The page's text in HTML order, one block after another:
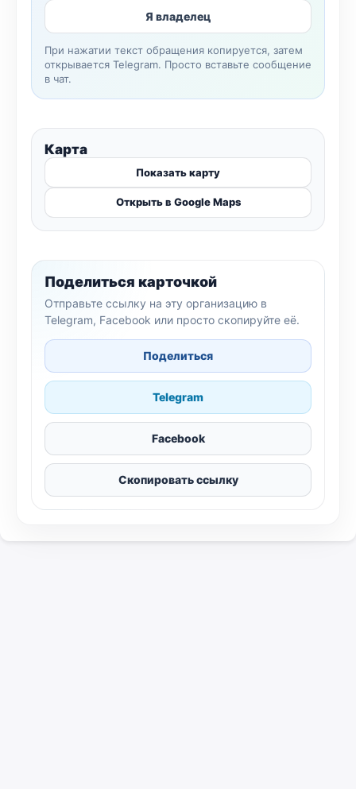
Я владелец
При нажатии текст обращения копируется, затем
открывается Telegram. Просто вставьте сообщение
в чат.
Карта
Показать карту
Открыть в Google Maps
Поделиться карточкой
Отправьте ссылку на эту организацию в
Telegram, Facebook или просто скопируйте её.
Поделиться
Telegram
Facebook
Скопировать ссылку